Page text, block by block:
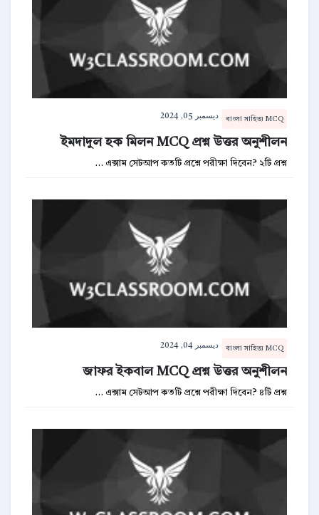
বাংলা সাহিত্য MCQ ديسمبر 05, 2024
ইমদাদুল হক মিলন MCQ প্রশ্ন উত্তর অনুশীলন
এক্সাম সেটআপ কতটি প্রশ্নে পরীক্ষা দিবেন? ২টি প্রশ্ন …
বাংলা সাহিত্য MCQ ديسمبر 04, 2024
জাফর ইকবাল MCQ প্রশ্ন উত্তর অনুশীলন
এক্সাম সেটআপ কতটি প্রশ্নে পরীক্ষা দিবেন? ৪টি প্রশ্ন …